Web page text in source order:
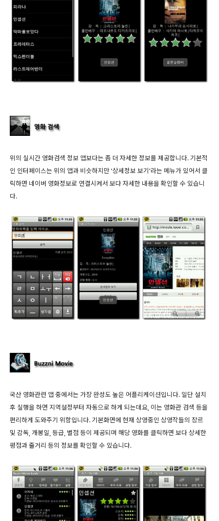
위의 실시간 영화검색 정보 앱보다는 좀 더 자세한 정보를 제공합니다. 기본적
인 인터페이스는 위의 앱과 비슷하지만 '상세정보 보기'라는 메뉴가 있어서 클
릭하면 네이버 영화정보로 연결시켜서 보다 자세한 내용을 확인할 수 있습니
다.
국산 영화관련 앱 중에서는 가장 완성도 높은 어플리케이션입니다. 일단 설치
후 실행을 하면 지역설정부터 자동으로 하게 되는데요, 이는 영화관 검색 등을
편리하게 도와주기 위함입니다. 기본화면에 현재 상영중인 상영작들의 장르
및 감독, 개봉일, 등급, 별점 등이 제공되며 해당 영화를 클릭하면 보다 상세한
평점과 줄거리 등의 정보를 확인할 수 있습니다.